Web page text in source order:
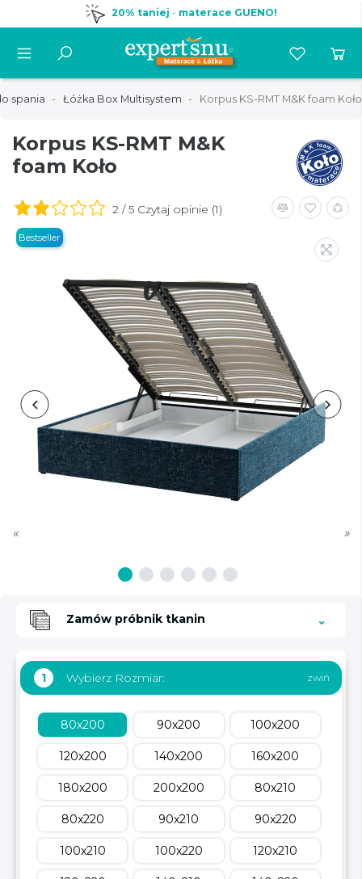
20% taniej - materace GUENO!
spania Łóżka Box Multisystem Korpus KS-RMT M&K foam Koło
Korpus KS-RMT M&K
foam Koło
2 / 5 Czytaj opinie (1)
Bestseller
« »
Zamów próbnik tkanin
1 Wybierz Rozmiar:
80x200 90x200 100x200
120x200 140x200 160x200
180x200 200x200 80x210
80x220 90x210 90x220
100x210 100x220 120x210